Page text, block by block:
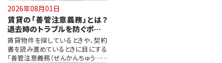
2026年08月01日
賃貸の「善管注意義務」とは？
退去時のトラブルを防ぐポイン
ト
賃貸物件を探しているときや、契約
書を読み進めているときに目にする
「善管注意義務（ぜんかんちゅういぎ